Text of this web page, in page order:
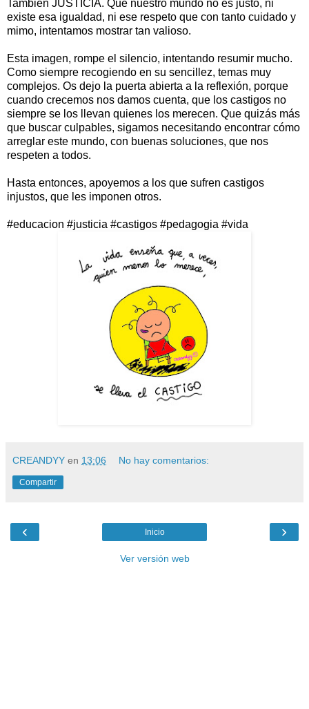
También JUSTICIA. Que nuestro mundo no es justo, ni
existe esa igualdad, ni ese respeto que con tanto cuidado y
mimo, intentamos mostrar tan valioso.
Esta imagen, rompe el silencio, intentando resumir mucho.
Como siempre recogiendo en su sencillez, temas muy
complejos. Os dejo la puerta abierta a la reflexión, porque
cuando crecemos nos damos cuenta, que los castigos no
siempre se los llevan quienes los merecen. Que quizás más
que buscar culpables, sigamos necesitando encontrar cómo
arreglar este mundo, con buenas soluciones, que nos
respeten a todos.
Hasta entonces, apoyemos a los que sufren castigos
injustos, que les imponen otros.
#educacion #justicia #castigos #pedagogia #vida
CREANDYY en 13:06 No hay comentarios:
Compartir
‹ ›
Inicio
Ver versión web